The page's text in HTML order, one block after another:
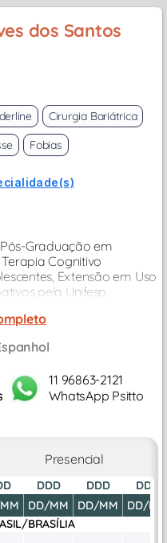
dos Santos
Cirurgia Bariátrica
Fobias
Graduação em
Cognitivo
Extensão em Uso
pela Unifesp,
11 96863-2121
WhatsApp Psitto
Presencial
DDD
DD/MM
DDD
DD/MM
DDD
DD/MM
BRASÍLIA